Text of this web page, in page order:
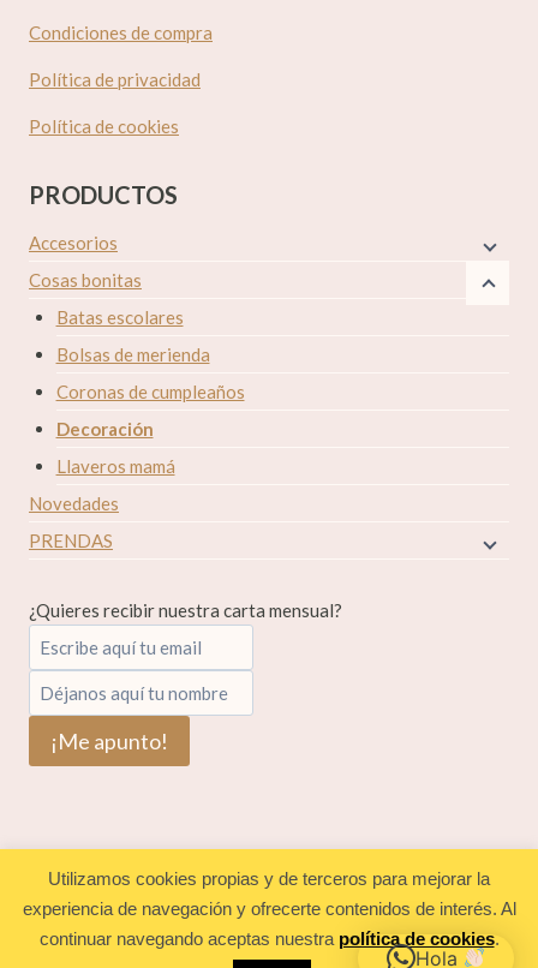
Condiciones de compra
Política de privacidad
Política de cookies
PRODUCTOS
Accesorios
Cosas bonitas
Batas escolares
Bolsas de merienda
Coronas de cumpleaños
Decoración
Llaveros mamá
Novedades
PRENDAS
¿Quieres recibir nuestra carta mensual?
© 2026 Corazón de león ~ Baby and kids
Utilizamos cookies propias y de terceros para mejorar la
experiencia de navegación y ofrecerte contenidos de interés. Al
continuar navegando aceptas nuestra política de cookies.
Hola